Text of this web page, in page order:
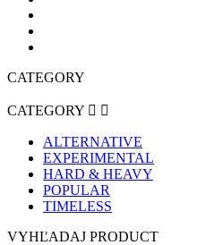
CATEGORY
CATEGORY  
ALTERNATIVE
EXPERIMENTAL
HARD & HEAVY
POPULAR
TIMELESS
VYHĽADAJ PRODUCT